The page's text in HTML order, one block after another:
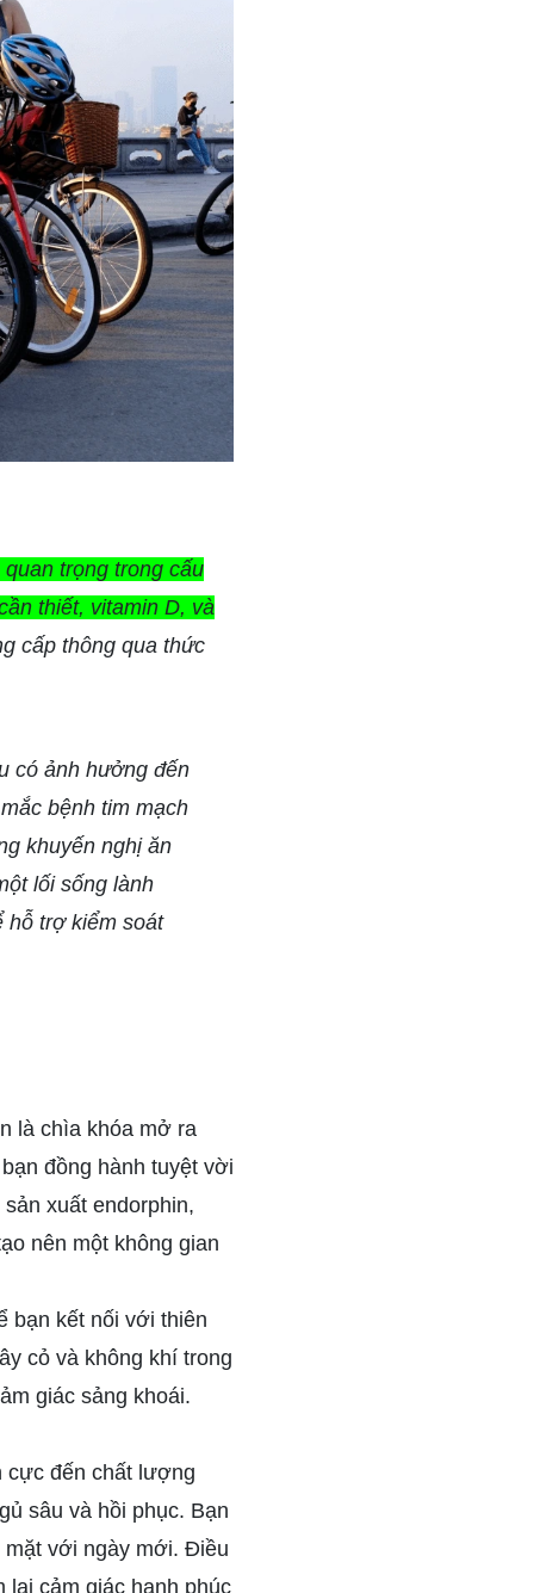
trọng trong cấu
thiết, vitamin D, và
cấp thông qua thức
có ảnh hưởng đến
bệnh tim mạch
khuyến nghị ăn
lối sống lành
hỗ trợ kiểm soát
là chìa khóa mở ra
đồng hành tuyệt vời
xuất endorphin,
nên một không gian
bạn kết nối với thiên
cỏ và không khí trong
giác sảng khoái.
cực đến chất lượng
sâu và hồi phục. Bạn
mặt với ngày mới. Điều
lại cảm giác hạnh phúc